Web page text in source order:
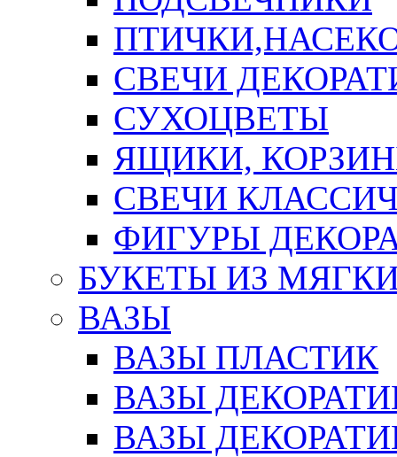
СВЕЧИ
СУХОЦВЕТЫ
ЯЩИКИ,
СВЕЧИ
ФИГУРЫ
БУКЕТЫ ИЗ
ВАЗЫ
ВАЗЫ ПЛАСТИК
ВАЗЫ
ВАЗЫ